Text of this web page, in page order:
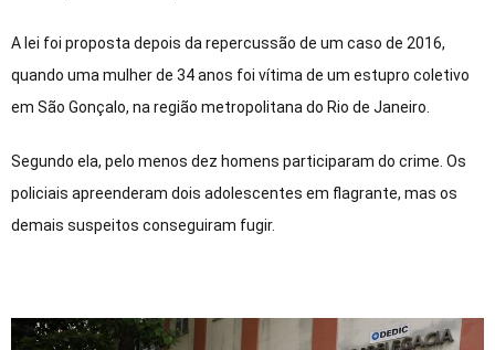
A lei foi proposta depois da repercussão de um caso de 2016,
quando uma mulher de 34 anos foi vítima de um estupro coletivo
em São Gonçalo, na região metropolitana do Rio de Janeiro.
Segundo ela, pelo menos dez homens participaram do crime. Os
policiais apreenderam dois adolescentes em flagrante, mas os
demais suspeitos conseguiram fugir.